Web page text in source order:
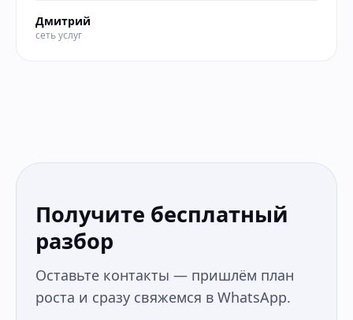
Дмитрий
сеть услуг
Получите бесплатный
разбор
Оставьте контакты — пришлём план
роста и сразу свяжемся в WhatsApp.